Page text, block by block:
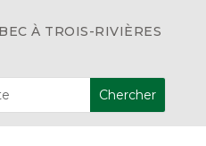
À TROIS-RIVIÈRES